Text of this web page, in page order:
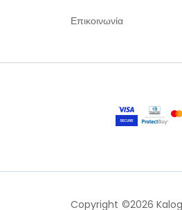
Επικοινωνία
Copyright ©2026